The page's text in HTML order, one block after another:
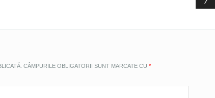
CÂMPURILE OBLIGATORII SUNT MARCATE CU *